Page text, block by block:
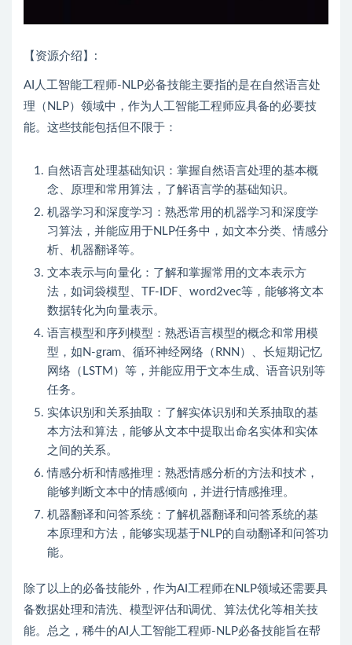
【资源介绍】:
AI人工智能工程师-NLP必备技能主要指的是在自然语言处
理（NLP）领域中，作为人工智能工程师应具备的必要技
能。这些技能包括但不限于：
自然语言处理基础知识：掌握自然语言处理的基本概
念、原理和常用算法，了解语言学的基础知识。
机器学习和深度学习：熟悉常用的机器学习和深度学
习算法，并能应用于NLP任务中，如文本分类、情感分
析、机器翻译等。
文本表示与向量化：了解和掌握常用的文本表示方
法，如词袋模型、TF-IDF、word2vec等，能够将文本
数据转化为向量表示。
语言模型和序列模型：熟悉语言模型的概念和常用模
型，如N-gram、循环神经网络（RNN）、长短期记忆
网络（LSTM）等，并能应用于文本生成、语音识别等
任务。
实体识别和关系抽取：了解实体识别和关系抽取的基
本方法和算法，能够从文本中提取出命名实体和实体
之间的关系。
情感分析和情感推理：熟悉情感分析的方法和技术，
能够判断文本中的情感倾向，并进行情感推理。
机器翻译和问答系统：了解机器翻译和问答系统的基
本原理和方法，能够实现基于NLP的自动翻译和问答功
能。
除了以上的必备技能外，作为AI工程师在NLP领域还需要具
备数据处理和清洗、模型评估和调优、算法优化等相关技
能。总之，稀牛的AI人工智能工程师-NLP必备技能旨在帮